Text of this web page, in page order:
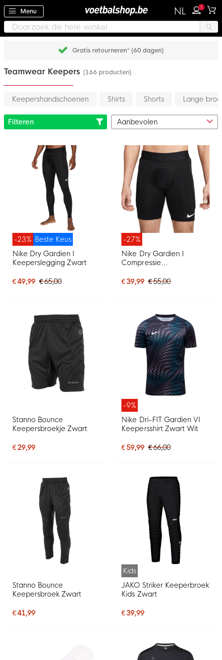
Menu NL 1
Gratis retourneren* (60 dagen)
Teamwear Keepers (166 producten)
Keepershandschoenen Shirts Shorts Lange
Filteren
Beste Keus
-23%
Nike Dry Gardien I
Keeperslegging Zwart
€ 49,99 € 65,00
-27%
Nike Dry Gardien I
Compressie
€ 39,99 € 55,00
Stanno Bounce
Keepersbroekje Zwart
€ 29,99
-9%
Nike Dri-FIT Gardien VI
Keepersshirt Zwart Wit
€ 59,99 € 66,00
Stanno Bounce
Keepersbroek Zwart
€ 41,99
Kids
JAKO Striker Keeperbroek
Kids Zwart
€ 39,99